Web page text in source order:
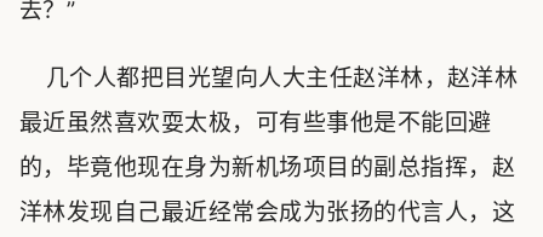
去？”
几个人都把目光望向人大主任赵洋林，赵洋林
最近虽然喜欢耍太极，可有些事他是不能回避
的，毕竟他现在身为新机场项目的副总指挥，赵
洋林发现自己最近经常会成为张扬的代言人，这